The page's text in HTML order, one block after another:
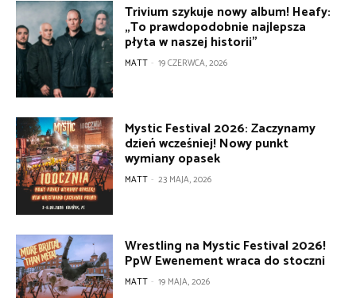
Trivium szykuje nowy album! Heafy:
„To prawdopodobnie najlepsza
płyta w naszej historii”
MATT - 19 CZERWCA, 2026
Mystic Festival 2026: Zaczynamy
dzień wcześniej! Nowy punkt
wymiany opasek
MATT - 23 MAJA, 2026
Wrestling na Mystic Festival 2026!
PpW Ewenement wraca do stoczni
MATT - 19 MAJA, 2026